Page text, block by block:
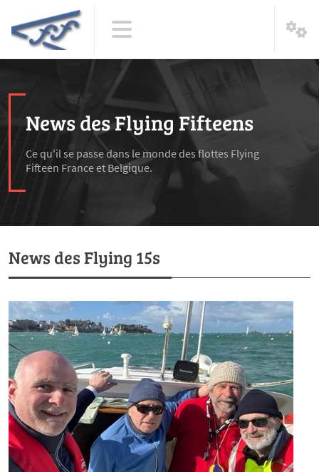
News des Flying Fifteens
Ce qu'il se passe dans le monde des flottes Flying
Fifteen France et Belgique.
News des Flying 15s